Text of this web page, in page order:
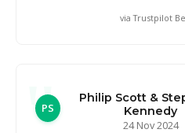
via Trustpilot
PS
Philip Scott &
Kennedy
24 Nov 2024